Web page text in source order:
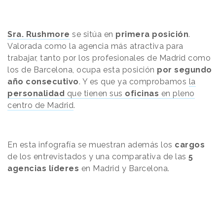
Sra. Rushmore se sitúa en primera posición.
Valorada como la agencia más atractiva para
trabajar, tanto por los profesionales de Madrid como
los de Barcelona, ocupa esta posición por segundo
año consecutivo. Y es que ya comprobamos la
personalidad que tienen sus oficinas en pleno
centro de Madrid.
En esta infografía se muestran además los cargos
de los entrevistados y una comparativa de las 5
agencias líderes en Madrid y Barcelona.